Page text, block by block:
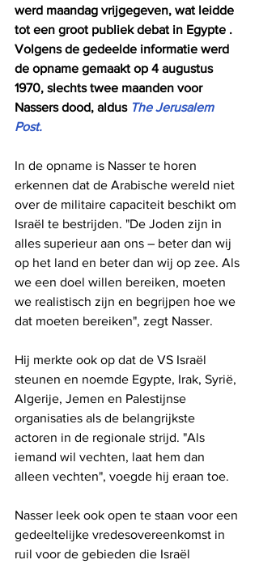
werd maandag vrijgegeven, wat leidde
tot een groot publiek debat in Egypte .
Volgens de gedeelde informatie werd
de opname gemaakt op 4 augustus
1970, slechts twee maanden voor
Nassers dood, aldus The Jerusalem
Post.
In de opname is Nasser te horen
erkennen dat de Arabische wereld niet
over de militaire capaciteit beschikt om
Israël te bestrijden. "De Joden zijn in
alles superieur aan ons – beter dan wij
op het land en beter dan wij op zee. Als
we een doel willen bereiken, moeten
we realistisch zijn en begrijpen hoe we
dat moeten bereiken", zegt Nasser.
Hij merkte ook op dat de VS Israël
steunen en noemde Egypte, Irak, Syrië,
Algerije, Jemen en Palestijnse
organisaties als de belangrijkste
actoren in de regionale strijd. "Als
iemand wil vechten, laat hem dan
alleen vechten", voegde hij eraan toe.
Nasser leek ook open te staan ​​voor een
gedeeltelijke vredesovereenkomst in
ruil voor de gebieden die Israël